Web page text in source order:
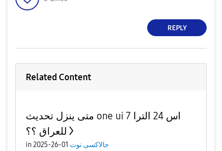
REPLY
Related Content
متى ينزل تحديث one ui 7 اس 24 الترا
للعراق ؟؟
in جالاكسى نوت 01-26-2025